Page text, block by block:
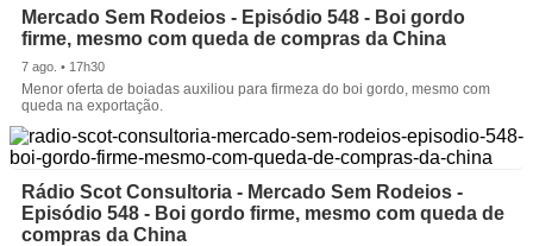
Mercado Sem Rodeios - Episódio 548 - Boi gordo
firme, mesmo com queda de compras da China
7 ago. • 17h30
Menor oferta de boiadas auxiliou para firmeza do boi gordo, mesmo com
queda na exportação.
Rádio Scot Consultoria - Mercado Sem Rodeios -
Episódio 548 - Boi gordo firme, mesmo com queda de
compras da China